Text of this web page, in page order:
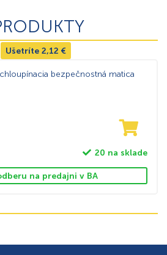
Ušetríte 2,12 €
bezpečnostná matica
20 na sklade
na predajni v BA